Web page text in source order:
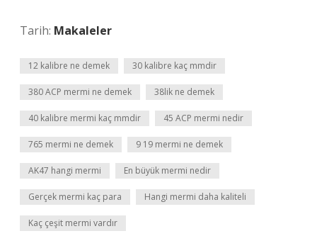
Tarih: Makaleler
12 kalibre ne demek 30 kalibre kaç mmdir
380 ACP mermi ne demek 38lik ne demek
40 kalibre mermi kaç mmdir 45 ACP mermi nedir
765 mermi ne demek 9 19 mermi ne demek
AK47 hangi mermi En büyük mermi nedir
Gerçek mermi kaç para Hangi mermi daha kaliteli
Kaç çeşit mermi vardır